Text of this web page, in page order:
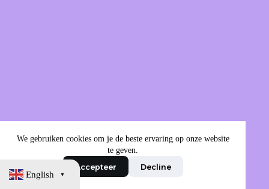
We gebruiken cookies om je de beste ervaring op onze website
te geven.
Accepteer Decline
English ▼